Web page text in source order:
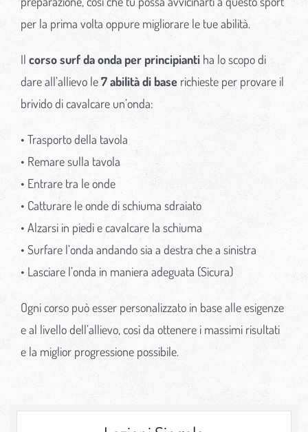
per la prima volta oppure migliorare le tue abilità.
Il corso surf da onda per principiantiha lo scopo di
dare all’allievo le7 abilità di baserichieste per provare il
brivido di cavalcare un’onda:
• Trasporto della tavola
• Remare sulla tavola
• Entrare tra le onde
• Catturare le onde di schiuma sdraiato
• Alzarsi in piedi e cavalcare la schiuma
• Surfare l’onda andando sia a destra che a sinistra
• Lasciare l’onda in maniera adeguata (Sicura)
Ogni corso può esser personalizzato in base alle esigenze
e al livello dell’allievo, così da ottenere i massimi risultati
e la miglior progressione possibile.